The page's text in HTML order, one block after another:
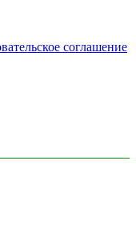
соглашение